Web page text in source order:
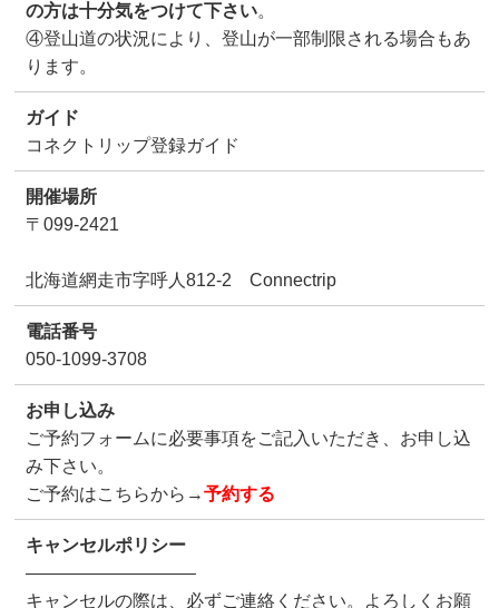
の方は十分気をつけて下さい。
④登山道の状況により、登山が一部制限される場合もあ
ります。
ガイド
コネクトリップ登録ガイド
開催場所
〒099-2421
北海道網走市字呼人812-2 Connectrip
電話番号
050-1099-3708
お申し込み
ご予約フォームに必要事項をご記入いただき、お申し込
み下さい。
ご予約はこちらから→予約する
キャンセルポリシー
—————————–
キャンセルの際は、必ずご連絡ください。よろしくお願